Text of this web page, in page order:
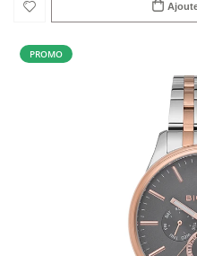
PROMO